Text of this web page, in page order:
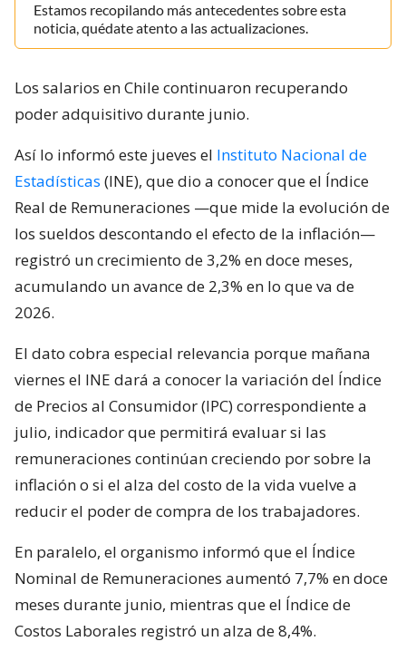
Estamos recopilando más antecedentes sobre esta
noticia, quédate atento a las actualizaciones.
Los salarios en Chile continuaron recuperando
poder adquisitivo durante junio.
Así lo informó este jueves el Instituto Nacional de
Estadísticas (INE), que dio a conocer que el Índice
Real de Remuneraciones —que mide la evolución de
los sueldos descontando el efecto de la inflación—
registró un crecimiento de 3,2% en doce meses,
acumulando un avance de 2,3% en lo que va de
2026.
El dato cobra especial relevancia porque mañana
viernes el INE dará a conocer la variación del Índice
de Precios al Consumidor (IPC) correspondiente a
julio, indicador que permitirá evaluar si las
remuneraciones continúan creciendo por sobre la
inflación o si el alza del costo de la vida vuelve a
reducir el poder de compra de los trabajadores.
En paralelo, el organismo informó que el Índice
Nominal de Remuneraciones aumentó 7,7% en doce
meses durante junio, mientras que el Índice de
Costos Laborales registró un alza de 8,4%.